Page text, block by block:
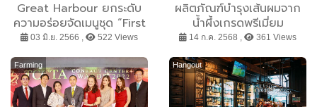
Great Harbour ยกระดับ
ความอร่อยจัดเมนูชุด “First
Class Buffet” บุฟเฟต์ระ
ดับไฮเอนด์ มาเติมเต็มความ
อร่อยสุดพรีเมี่ยม ด้วย
วัตถุดิบระดับเวิร์ดคลาสใน
ราคาเพียง 2599++
03 มิ.ย. 2566 , 522 Views
ผลิตภัณฑ์บำรุงเส้นผมจาก
น้ำผึ้งเกรดพรีเมี่ยม
Honeycé (ฮันนีเซ่) จาก
แบรนด์ b-ex Thailand
14 ก.ค. 2568 , 361 Views
Farming Hangout